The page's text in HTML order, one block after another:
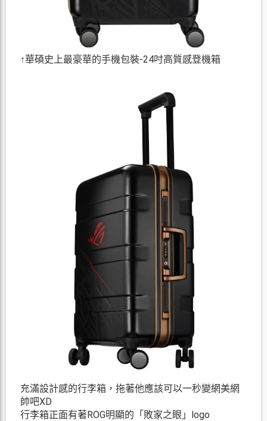
↑華碩史上最豪華的手機包裝-24吋高質感登機箱
充滿設計感的行李箱，拖著他應該可以一秒變網美網
帥吧XD
行李箱正面有著ROG明顯的「敗家之眼」logo